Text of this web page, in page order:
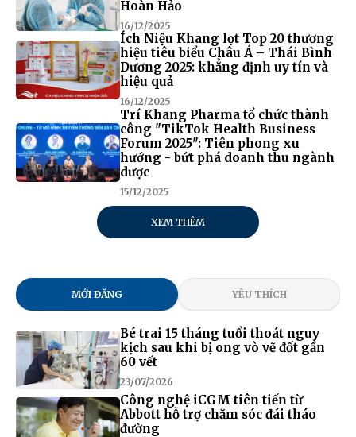
Hoàn Hảo
16/12/2025
Ích Niệu Khang lọt Top 20 thương
hiệu tiêu biểu Châu Á – Thái Bình
Dương 2025: khẳng định uy tín và
hiệu quả
16/12/2025
Trí Khang Pharma tổ chức thành
công "TikTok Health Business
Forum 2025": Tiên phong xu
hướng - bứt phá doanh thu ngành
dược
15/12/2025
XEM THÊM
MỚI ĐĂNG YÊU THÍCH
Bé trai 15 tháng tuổi thoát nguy
kịch sau khi bị ong vò vẽ đốt gần
60 vết
23/07/2026
Công nghệ iCGM tiên tiến từ
Abbott hỗ trợ chăm sóc đái tháo
đường